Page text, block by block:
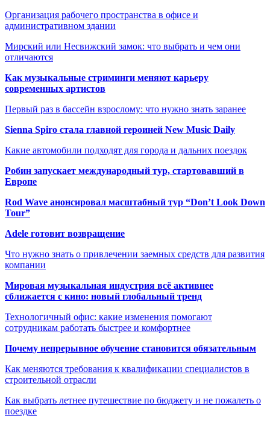
Организация рабочего пространства в офисе и
административном здании
Мирский или Несвижский замок: что выбрать и чем они
отличаются
Как музыкальные стриминги меняют карьеру
современных артистов
Первый раз в бассейн взрослому: что нужно знать заранее
Sienna Spiro стала главной героиней New Music Daily
Какие автомобили подходят для города и дальних поездок
Робин запускает международный тур, стартовавший в
Европе
Rod Wave анонсировал масштабный тур “Don’t Look Down
Tour”
Adele готовит возвращение
Что нужно знать о привлечении заемных средств для развития
компании
Мировая музыкальная индустрия всё активнее
сближается с кино: новый глобальный тренд
Технологичный офис: какие изменения помогают
сотрудникам работать быстрее и комфортнее
Почему непрерывное обучение становится обязательным
Как меняются требования к квалификации специалистов в
строительной отрасли
Как выбрать летнее путешествие по бюджету и не пожалеть о
поездке